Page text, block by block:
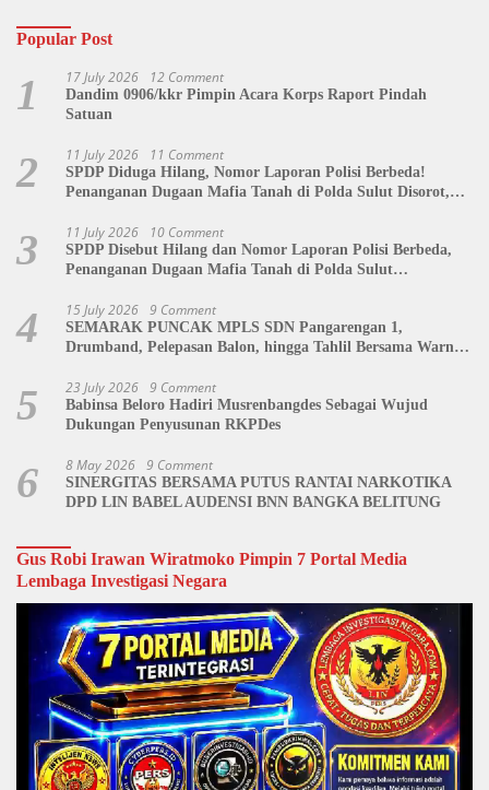
Popular Post
1 17 July 2026 12 Comment
Dandim 0906/kkr Pimpin Acara Korps Raport Pindah
Satuan
2 11 July 2026 11 Comment
SPDP Diduga Hilang, Nomor Laporan Polisi Berbeda!
Penanganan Dugaan Mafia Tanah di Polda Sulut Disorot,
3 11 July 2026 10 Comment
SPDP Disebut Hilang dan Nomor Laporan Polisi Berbeda,
Penanganan Dugaan Mafia Tanah di Polda Sulut
4 15 July 2026 9 Comment
SEMARAK PUNCAK MPLS SDN Pangarengan 1,
Drumband, Pelepasan Balon, hingga Tahlil Bersama Warnai
5 23 July 2026 9 Comment
Babinsa Beloro Hadiri Musrenbangdes Sebagai Wujud
Dukungan Penyusunan RKPDes
6 8 May 2026 9 Comment
SINERGITAS BERSAMA PUTUS RANTAI NARKOTIKA
DPD LIN BABEL AUDENSI BNN BANGKA BELITUNG
Gus Robi Irawan Wiratmoko Pimpin 7 Portal Media
Lembaga Investigasi Negara
Video
Player